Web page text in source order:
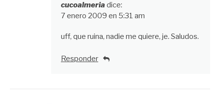
cucoalmeria dice:
7 enero 2009 en 5:31 am
uff, que ruina, nadie me quiere, je. Saludos.
Responder